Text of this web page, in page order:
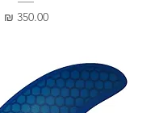
מחיר‏350.00 ‏₪